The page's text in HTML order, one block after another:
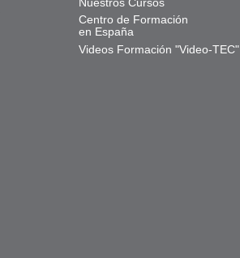
Centro de Formación
en España
Videos Formación "Video-TEC"